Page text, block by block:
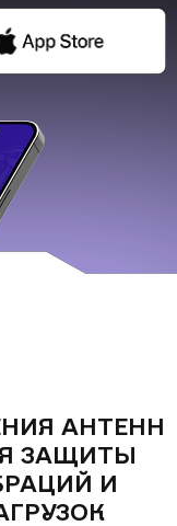
АНТЕНН
ЗАЩИТЫ
И